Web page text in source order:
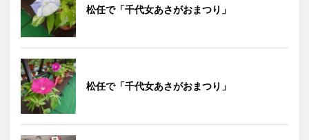
松任で「千代女あさがおまつり」
松任で「千代女あさがおまつり」